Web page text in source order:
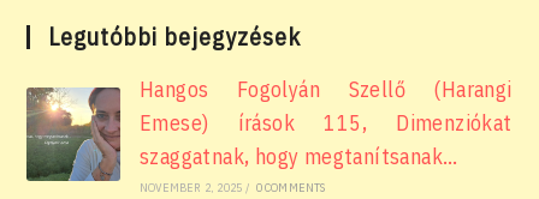
Legutóbbi bejegyzések
Hangos Fogolyán Szellő (Harangi
Emese) írások 115, Dimenziókat
szaggatnak, hogy megtanítsanak…
NOVEMBER 2, 2025 / 0 COMMENTS